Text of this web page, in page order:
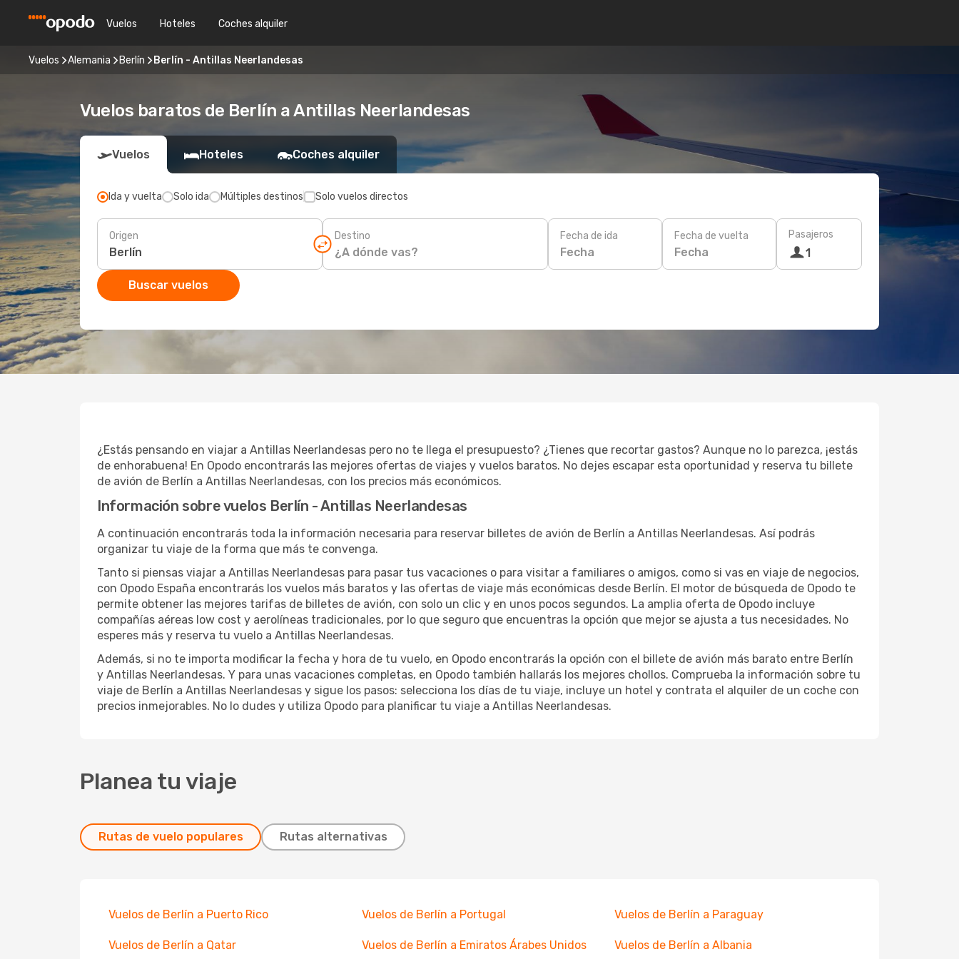
Vuelos Hoteles Coches alquiler
Vuelos Alemania Berlín Berlín - Antillas Neerlandesas
Vuelos baratos de Berlín a Antillas Neerlandesas
Vuelos Hoteles Coches alquiler
Ida y vuelta Solo ida Múltiples destinos Solo vuelos directos
Origen Destino Fecha de ida
Fecha
Fecha de vuelta
Fecha
Pasajeros
1
Buscar vuelos
¿Estás pensando en viajar a Antillas Neerlandesas pero no te llega el presupuesto? ¿Tienes que recortar gastos? Aunque no lo parezca, ¡estás
de enhorabuena! En Opodo encontrarás las mejores ofertas de viajes y vuelos baratos. No dejes escapar esta oportunidad y reserva tu billete
de avión de Berlín a Antillas Neerlandesas, con los precios más económicos.
Información sobre vuelos Berlín - Antillas Neerlandesas
A continuación encontrarás toda la información necesaria para reservar billetes de avión de Berlín a Antillas Neerlandesas. Así podrás
organizar tu viaje de la forma que más te convenga.
Tanto si piensas viajar a Antillas Neerlandesas para pasar tus vacaciones o para visitar a familiares o amigos, como si vas en viaje de negocios,
con Opodo España encontrarás los vuelos más baratos y las ofertas de viaje más económicas desde Berlín. El motor de búsqueda de Opodo te
permite obtener las mejores tarifas de billetes de avión, con solo un clic y en unos pocos segundos. La amplia oferta de Opodo incluye
compañías aéreas low cost y aerolíneas tradicionales, por lo que seguro que encuentras la opción que mejor se ajusta a tus necesidades. No
esperes más y reserva tu vuelo a Antillas Neerlandesas.
Además, si no te importa modificar la fecha y hora de tu vuelo, en Opodo encontrarás la opción con el billete de avión más barato entre Berlín
y Antillas Neerlandesas. Y para unas vacaciones completas, en Opodo también hallarás los mejores chollos. Comprueba la información sobre tu
viaje de Berlín a Antillas Neerlandesas y sigue los pasos: selecciona los días de tu viaje, incluye un hotel y contrata el alquiler de un coche con
precios inmejorables. No lo dudes y utiliza Opodo para planificar tu viaje a Antillas Neerlandesas.
Planea tu viaje
Rutas de vuelo populares Rutas alternativas
Vuelos de Berlín a Puerto Rico Vuelos de Berlín a Portugal Vuelos de Berlín a Paraguay
Vuelos de Berlín a Qatar Vuelos de Berlín a Emiratos Árabes Unidos Vuelos de Berlín a Albania